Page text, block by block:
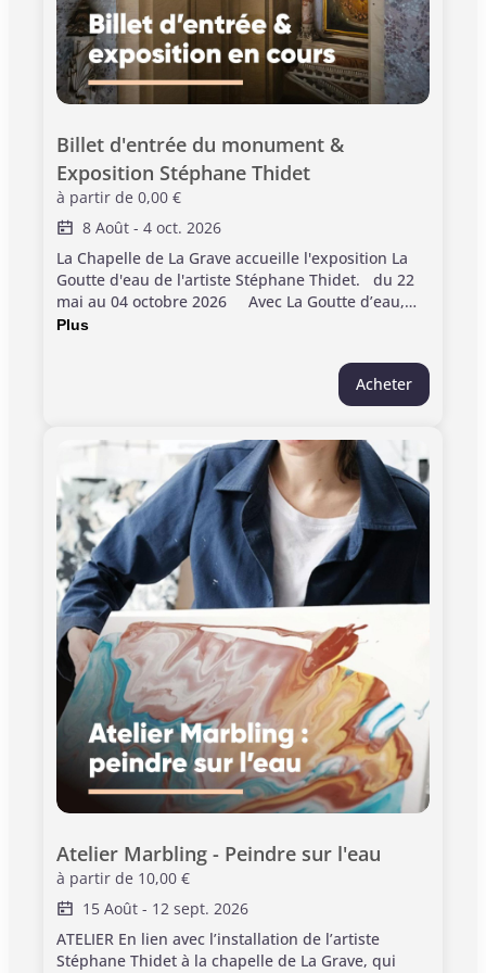
Billet d'entrée du monument &
Exposition Stéphane Thidet
à partir de 0,00 €
8 Août - 4 oct. 2026
La Chapelle de La Grave accueille l'exposition La
Goutte d'eau de l'artiste Stéphane Thidet. du 22
mai au 04 octobre 2026 Avec La Goutte d’eau,
l’artiste imagine une installation monumentale
du paysage toulousain. Vous pourrez également
exceptionnelle de ce lieu. Groupes de plus de 10
nous Monument ouvert de mardi à dimanche, de
11h00 à 18h00. Le mardi est dédié aux groupes
accompagnés, sur réservation. Profitez de la
gratuité d'entrée dans les musées et monuments
de Toulouse avec le Pass Tourisme. Pass Toulouse
+: afin de valider ce billet, merci de vous présenter
à l’accueil du site.
Plus
Acheter
Atelier Marbling - Peindre sur l'eau
à partir de 10,00 €
15 Août - 12 sept. 2026
ATELIER En lien avec l’installation de l’artiste
Stéphane Thidet à la chapelle de La Grave, qui